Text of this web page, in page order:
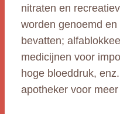
nitraten en
worden genoemd
bevatten;
medicijnen voor
hoge bloeddruk,
apotheker voor